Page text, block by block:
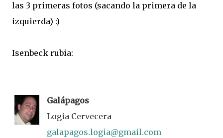
las 3 primeras fotos (sacando la primera de la
izquierda) :)
Isenbeck rubia:
Galápagos
Logia Cervecera
galapagos.logia@gmail.com